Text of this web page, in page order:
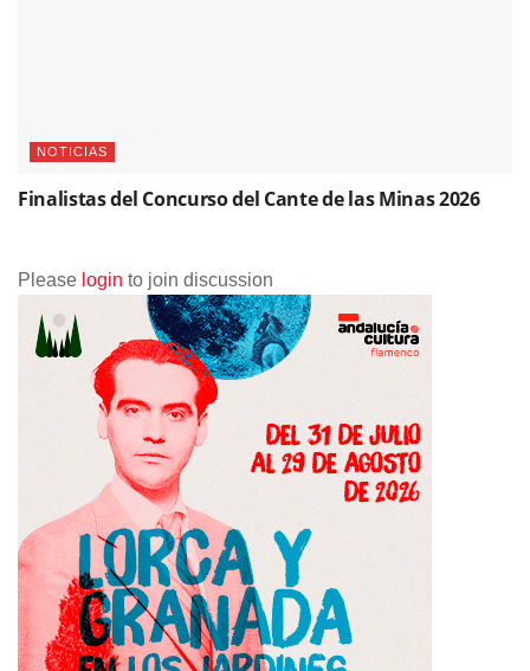
NOTICIAS
Finalistas del Concurso del Cante de las Minas 2026
Please login to join discussion